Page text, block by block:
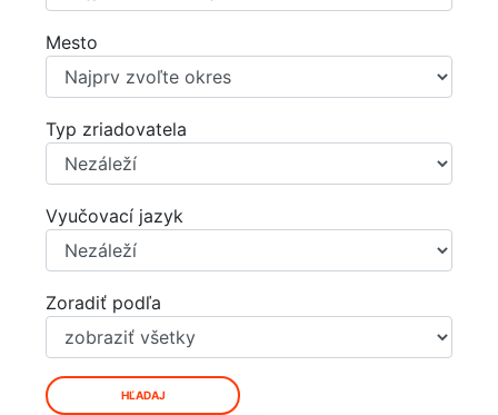
Mesto
Typ zriadovatela
Vyučovací jazyk
Zoradiť podľa
HĽADAJ